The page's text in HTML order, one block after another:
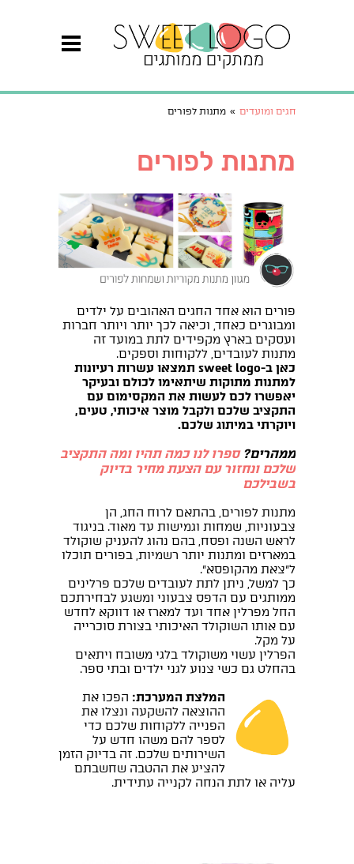
חגים ומועדים » מתנות לפורים
מתנות לפורים
פורים הוא אחד החגים האהובים על ילדים
ומבוגרים כאחד, וכיאה לכך יותר ויותר חברות
ועסקים בארץ מקפידים לתת במועד זה
מתנות לעובדים, ללקוחות וספקים.
כאן ב-sweet logo תמצאו עשרות רעיונות
למתנות מתוקות שיתאימו לכולם ובעיקר
יאפשרו לכם לעשות את המקסימום עם
התקציב שלכם ולקבל מוצר איכותי, טעים,
ויוקרתי במיתוג שלכם.
ממהרים? ספרו לנו כמה תהיו ומה התקציב
שלכם ונחזור עם הצעת מחיר בדיוק
בשבילכם
מתנות לפורים, בהתאם לרוח החג, הן
צבעוניות, שמחות וגמישות עד מאוד. בניגוד
לראש השנה ופסח, בהם נהוג להעניק שוקולד
במארזים ומתנות יותר רשמיות, בפורים תוכלו
ל"צאת מהקופסא".
כך למשל, ניתן לתת לעובדים שלכם פרלינים
ממותגים עם הדפס צבעוני ומשגע לבחירתכם
החל מפרלין אחד ועד למארז או דווקא לחדש
עם אותו השוקולד האיכותי בצורת סוכרייה
על מקל.
הפרלין עשוי משוקולד בלגי משובח ויתאים
בהחלט גם כשי צנוע לגני ילדים ובתי ספר.
המלצת המערכת: הפכו את
ההוצאה להשקעה ונצלו את
הפנייה ללקוחות שלכם כדי
לספר להם משהו חדש על
השירותים שלכם. זה בדיוק הזמן
להציע את ההטבה שחשבתם
עליה או לתת הנחה לקנייה עתידית.